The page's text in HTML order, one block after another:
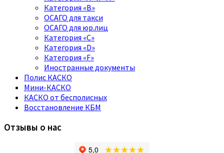
Категория «B»
ОСАГО для такси
ОСАГО для юр.лиц
Категория «C»
Категория «D»
Категория «F»
Иностранные документы
Полис КАСКО
Мини-КАСКО
КАСКО от бесполисных
Восстановление КБМ
Отзывы о нас